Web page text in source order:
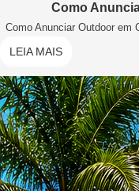
Como
Como Anunciar Outdoor
LEIA MAIS